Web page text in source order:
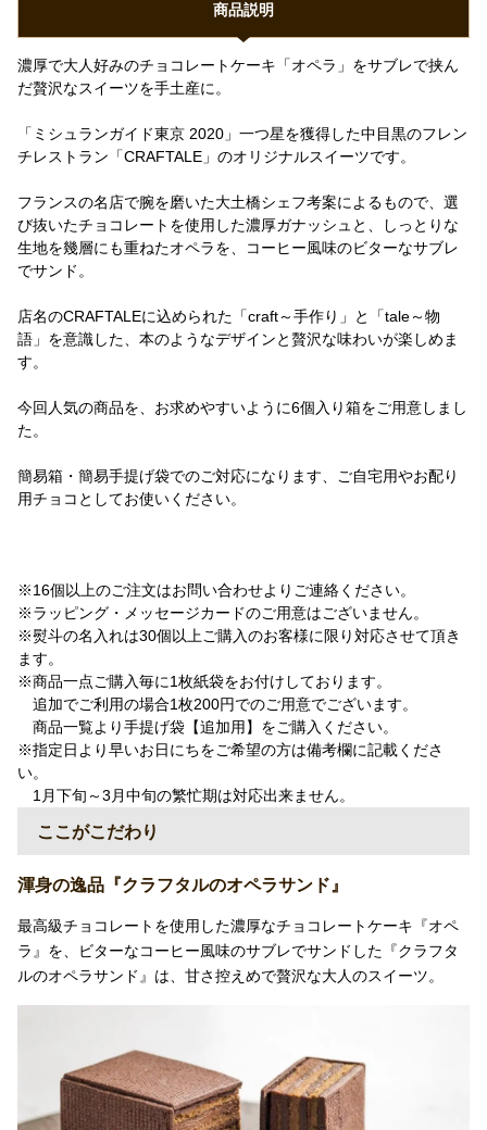
商品説明
濃厚で大人好みのチョコレートケーキ「オペラ」をサブレで挟ん
だ贅沢なスイーツを手土産に。
「ミシュランガイド東京 2020」一つ星を獲得した中目黒のフレン
チレストラン「CRAFTALE」のオリジナルスイーツです。
フランスの名店で腕を磨いた大土橋シェフ考案によるもので、選
び抜いたチョコレートを使用した濃厚ガナッシュと、しっとりな
生地を幾層にも重ねたオペラを、コーヒー風味のビターなサブレ
でサンド。
店名のCRAFTALEに込められた「craft～手作り」と「tale～物
語」を意識した、本のようなデザインと贅沢な味わいが楽しめま
す。
今回人気の商品を、お求めやすいように6個入り箱をご用意しまし
た。
簡易箱・簡易手提げ袋でのご対応になります、ご自宅用やお配り
用チョコとしてお使いください。
※16個以上のご注文はお問い合わせよりご連絡ください。
※ラッピング・メッセージカードのご用意はございません。
※熨斗の名入れは30個以上ご購入のお客様に限り対応させて頂き
ます。
※商品一点ご購入毎に1枚紙袋をお付けしております。
追加でご利用の場合1枚200円でのご用意でございます。
商品一覧より手提げ袋【追加用】をご購入ください。
※指定日より早いお日にちをご希望の方は備考欄に記載くださ
い。
1月下旬～3月中旬の繁忙期は対応出来ません。
ここがこだわり
渾身の逸品『クラフタルのオペラサンド』
最高級チョコレートを使用した濃厚なチョコレートケーキ『オペ
ラ』を、ビターなコーヒー風味のサブレでサンドした『クラフタ
ルのオペラサンド』は、甘さ控えめで贅沢な大人のスイーツ。